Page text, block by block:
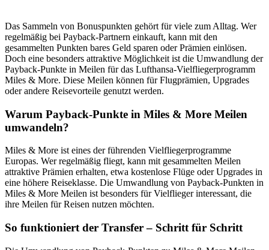
zu
Miles
&
More
transferieren
Das Sammeln von Bonuspunkten gehört für viele zum Alltag. Wer
regelmäßig bei Payback-Partnern einkauft, kann mit den
gesammelten Punkten bares Geld sparen oder Prämien einlösen.
Doch eine besonders attraktive Möglichkeit ist die Umwandlung der
Payback-Punkte in Meilen für das Lufthansa-Vielfliegerprogramm
Miles & More. Diese Meilen können für Flugprämien, Upgrades
oder andere Reisevorteile genutzt werden.
Warum Payback-Punkte in Miles & More Meilen
umwandeln?
Miles & More ist eines der führenden Vielfliegerprogramme
Europas. Wer regelmäßig fliegt, kann mit gesammelten Meilen
attraktive Prämien erhalten, etwa kostenlose Flüge oder Upgrades in
eine höhere Reiseklasse. Die Umwandlung von Payback-Punkten in
Miles & More Meilen ist besonders für Vielflieger interessant, die
ihre Meilen für Reisen nutzen möchten.
So funktioniert der Transfer – Schritt für Schritt